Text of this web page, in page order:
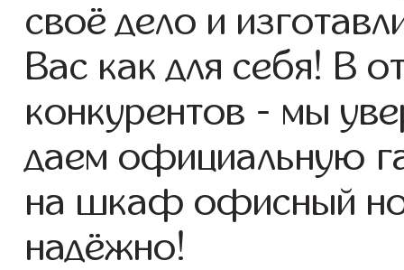
своё дело и
Вас как для себя! В
конкурентов - мы
даем официальную
на шкаф офисный но
надёжно!